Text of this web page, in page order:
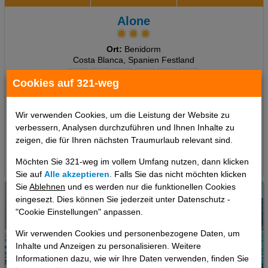
Cookies auf 321-weg
Wir verwenden Cookies, um die Leistung der Website zu
verbessern, Analysen durchzuführen und Ihnen Inhalte zu
zeigen, die für Ihren nächsten Traumurlaub relevant sind.
Möchten Sie 321-weg im vollem Umfang nutzen, dann klicken
Sie aufAlle akzeptieren . Falls Sie das nicht möchten klicken
SieAblehnen und es werden nur die funktionellen Cookies
eingesezt. Dies können Sie jederzeit unter Datenschutz -
"Cookie Einstellungen" anpassen.
Wir verwenden Cookies und personenbezogene Daten, um
Inhalte und Anzeigen zu personalisieren. Weitere
Informationen dazu, wie wir Ihre Daten verwenden, finden Sie
Alone
Ort: Benidorm
Costa Blanca, Spanien Festland
740 €
pro Person
Termine